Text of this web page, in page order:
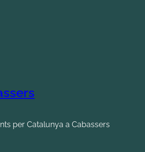
per Catalunya a Cabassers